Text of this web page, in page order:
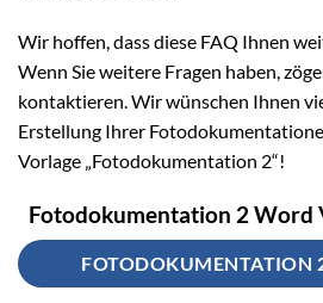
Wir hoffen, dass diese FAQ Ihnen
Wenn Sie weitere Fragen haben,
kontaktieren. Wir wünschen Ihnen
Erstellung Ihrer
Vorlage „Fotodokumentation 2“!
Fotodokumentation 2 Word
FOTODOKUMENTATION